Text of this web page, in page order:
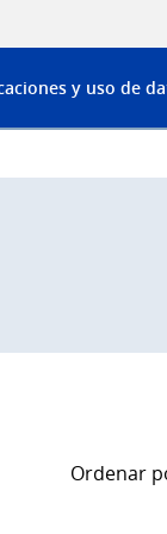
y uso de
Ordenar